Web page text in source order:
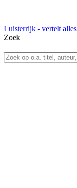
Luisterrijk - vertelt alles
Zoek